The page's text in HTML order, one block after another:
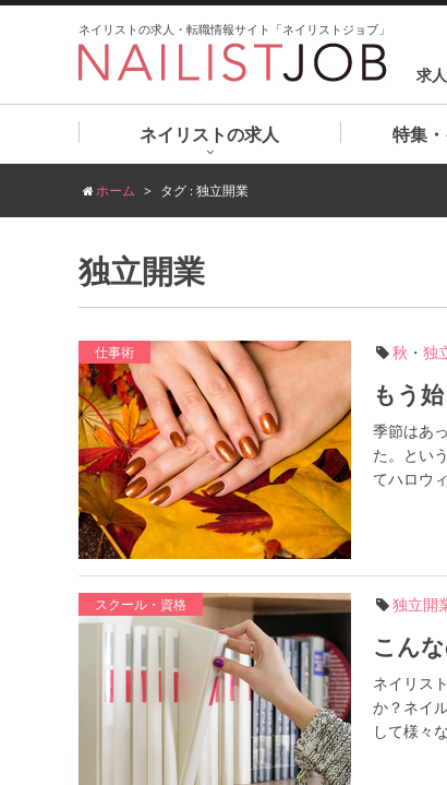
ネイリストの求人・転職情報サイト「ネイリストジョブ」
求
ネイリストの求人 特集
ホーム タグ : 独立開業
独立開業
仕事術 秋 ・ 独
もう
季節はあ
た。とい
てハロウ
スクール・資格 独立開
こん
ネイリス
か？ネイ
して様々